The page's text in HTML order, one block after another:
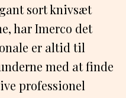
sort knivsæt
har Imerco det
er altid til
med at finde
professionel